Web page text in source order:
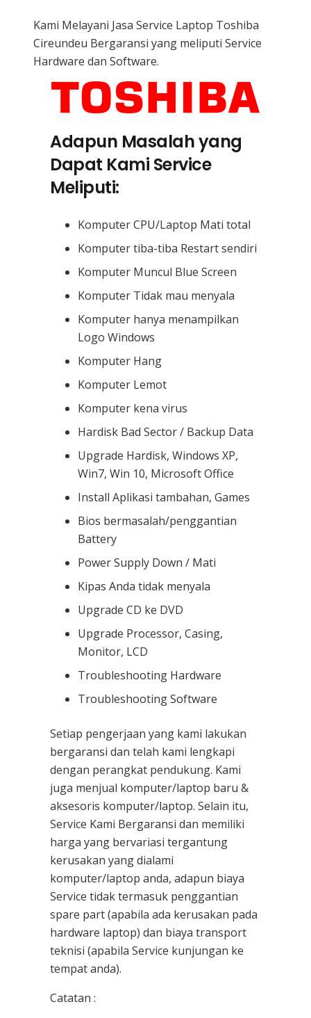
Kami Melayani Jasa Service Laptop Toshiba
Cireundeu Bergaransi yang meliputi Service
Hardware dan Software.
Adapun Masalah yang
Dapat Kami Service
Meliputi:
Komputer CPU/Laptop Mati total
Komputer tiba-tiba Restart sendiri
Komputer Muncul Blue Screen
Komputer Tidak mau menyala
Komputer hanya menampilkan
Logo Windows
Komputer Hang
Komputer Lemot
Komputer kena virus
Hardisk Bad Sector / Backup Data
Upgrade Hardisk, Windows XP,
Win7, Win 10, Microsoft Office
Install Aplikasi tambahan, Games
Bios bermasalah/penggantian
Battery
Power Supply Down / Mati
Kipas Anda tidak menyala
Upgrade CD ke DVD
Upgrade Processor, Casing,
Monitor, LCD
Troubleshooting Hardware
Troubleshooting Software
Setiap pengerjaan yang kami lakukan
bergaransi dan telah kami lengkapi
dengan perangkat pendukung. Kami
juga menjual komputer/laptop baru &
aksesoris komputer/laptop. Selain itu,
Service Kami Bergaransi dan memiliki
harga yang bervariasi tergantung
kerusakan yang dialami
komputer/laptop anda, adapun biaya
Service tidak termasuk penggantian
spare part (apabila ada kerusakan pada
hardware laptop) dan biaya transport
teknisi (apabila Service kunjungan ke
tempat anda).
Catatan :